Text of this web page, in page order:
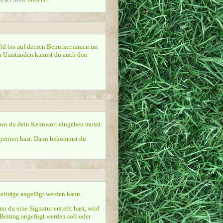
bis auf deinen Benutzernamen im
kannst du auch den
du dein Kennwort eingeben musst.
hast. Dann bekommst du
angefügt werden kann.
du eine Signatur erstellt hast, wird
angefügt werden soll oder